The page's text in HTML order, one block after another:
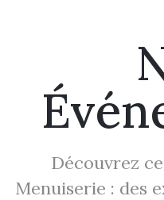
Découvrez
Menuiserie : des